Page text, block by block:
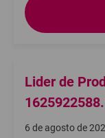
Lider de
6 de agosto de